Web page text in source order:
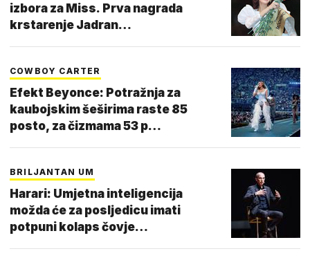
izbora za Miss. Prva nagrada
krstarenje Jadran…
COWBOY CARTER
Efekt Beyonce: Potražnja za
kaubojskim šeširima raste 85
posto, za čizmama 53 p…
BRILJANTAN UM
Harari: Umjetna inteligencija
možda će za posljedicu imati
potpuni kolaps čovje…